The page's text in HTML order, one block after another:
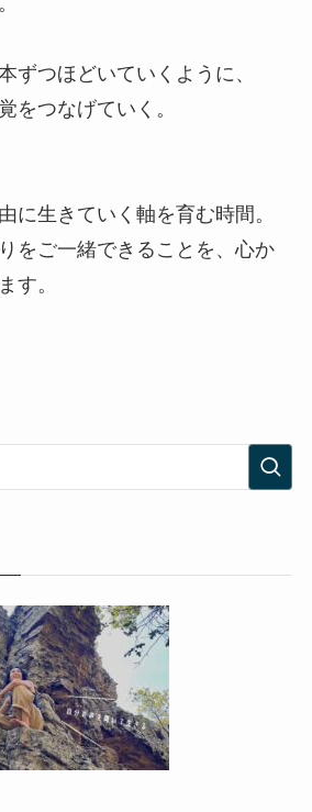
ずつほどいていくように、
をつなげていく。
に生きていく軸を育む時間。
をご一緒できることを、心か
す。